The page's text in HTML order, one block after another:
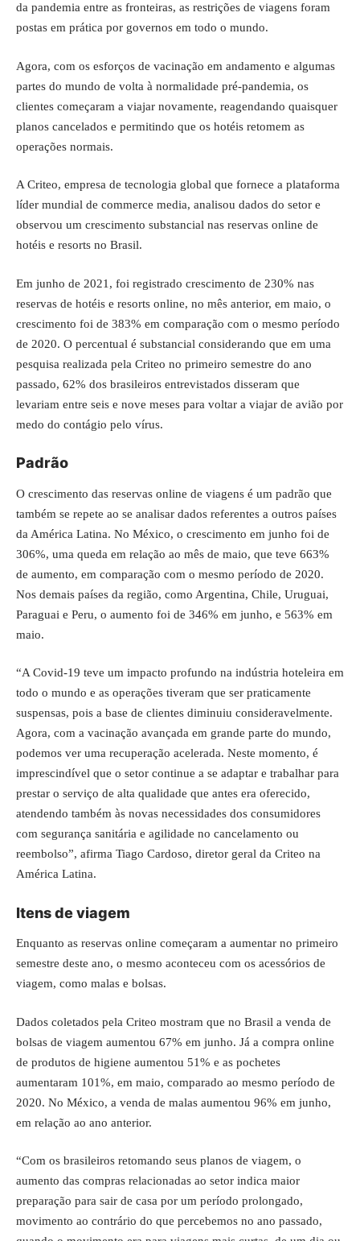
da pandemia entre as fronteiras, as restrições de viagens foram
postas em prática por governos em todo o mundo.
Agora, com os esforços de vacinação em andamento e algumas
partes do mundo de volta à normalidade pré-pandemia, os
clientes começaram a viajar novamente, reagendando quaisquer
planos cancelados e permitindo que os hotéis retomem as
operações normais.
A Criteo, empresa de tecnologia global que fornece a plataforma
líder mundial de commerce media, analisou dados do setor e
observou um crescimento substancial nas reservas online de
hotéis e resorts no Brasil.
Em junho de 2021, foi registrado crescimento de 230% nas
reservas de hotéis e resorts online, no mês anterior, em maio, o
crescimento foi de 383% em comparação com o mesmo período
de 2020. O percentual é substancial considerando que em uma
pesquisa realizada pela Criteo no primeiro semestre do ano
passado, 62% dos brasileiros entrevistados disseram que
levariam entre seis e nove meses para voltar a viajar de avião por
medo do contágio pelo vírus.
Padrão
O crescimento das reservas online de viagens é um padrão que
também se repete ao se analisar dados referentes a outros países
da América Latina. No México, o crescimento em junho foi de
306%, uma queda em relação ao mês de maio, que teve 663%
de aumento, em comparação com o mesmo período de 2020.
Nos demais países da região, como Argentina, Chile, Uruguai,
Paraguai e Peru, o aumento foi de 346% em junho, e 563% em
maio.
“A Covid-19 teve um impacto profundo na indústria hoteleira em
todo o mundo e as operações tiveram que ser praticamente
suspensas, pois a base de clientes diminuiu consideravelmente.
Agora, com a vacinação avançada em grande parte do mundo,
podemos ver uma recuperação acelerada. Neste momento, é
imprescindível que o setor continue a se adaptar e trabalhar para
prestar o serviço de alta qualidade que antes era oferecido,
atendendo também às novas necessidades dos consumidores
com segurança sanitária e agilidade no cancelamento ou
reembolso”, afirma Tiago Cardoso, diretor geral da Criteo na
América Latina.
Itens de viagem
Enquanto as reservas online começaram a aumentar no primeiro
semestre deste ano, o mesmo aconteceu com os acessórios de
viagem, como malas e bolsas.
Dados coletados pela Criteo mostram que no Brasil a venda de
bolsas de viagem aumentou 67% em junho. Já a compra online
de produtos de higiene aumentou 51% e as pochetes
aumentaram 101%, em maio, comparado ao mesmo período de
2020. No México, a venda de malas aumentou 96% em junho,
em relação ao ano anterior.
“Com os brasileiros retomando seus planos de viagem, o
aumento das compras relacionadas ao setor indica maior
preparação para sair de casa por um período prolongado,
movimento ao contrário do que percebemos no ano passado,